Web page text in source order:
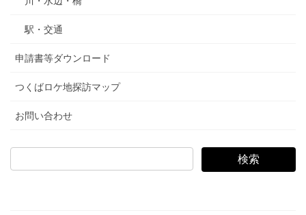
駅・交通
申請書等ダウンロード
つくばロケ地探訪マップ
お問い合わせ
索: